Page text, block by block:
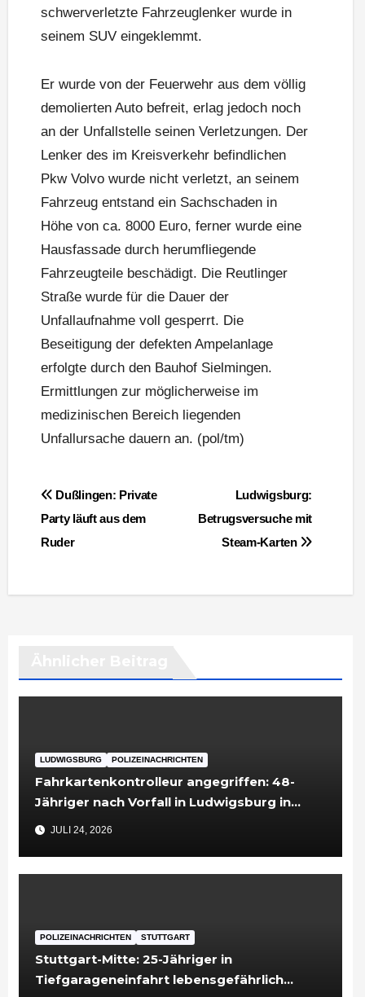
schwerverletzte Fahrzeuglenker wurde in
seinem SUV eingeklemmt.
Er wurde von der Feuerwehr aus dem völlig
demolierten Auto befreit, erlag jedoch noch
an der Unfallstelle seinen Verletzungen. Der
Lenker des im Kreisverkehr befindlichen
Pkw Volvo wurde nicht verletzt, an seinem
Fahrzeug entstand ein Sachschaden in
Höhe von ca. 8000 Euro, ferner wurde eine
Hausfassade durch herumfliegende
Fahrzeugteile beschädigt. Die Reutlinger
Straße wurde für die Dauer der
Unfallaufnahme voll gesperrt. Die
Beseitigung der defekten Ampelanlage
erfolgte durch den Bauhof Sielmingen.
Ermittlungen zur möglicherweise im
medizinischen Bereich liegenden
Unfallursache dauern an. (pol/tm)
Beitragsnavigation
Ludwigsburg:
Betrugsversuche mit
Steam-Karten
Dußlingen: Private
Party läuft aus dem
Ruder
LUDWIGSBURG POLIZEINACHRICHTEN
Fahrkartenkontrolleur angegriffen: 48-
Jähriger nach Vorfall in Ludwigsburg in
Untersuchungshaft
JULI 24, 2026
POLIZEINACHRICHTEN STUTTGART
Stuttgart-Mitte: 25-Jähriger in
Tiefgarageneinfahrt lebensgefährlich